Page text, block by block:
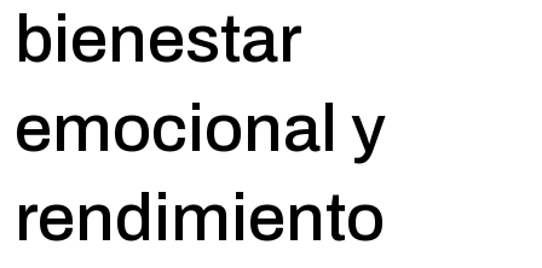
bienestar
emocional y
rendimiento